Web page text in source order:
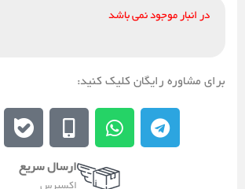
در انبار موجود نمی باشد
برای مشاوره رایگان کلیک کنید:
T
e
W
h
t
M
o
i
E
b
l
ارسال سریع
اکسپرس